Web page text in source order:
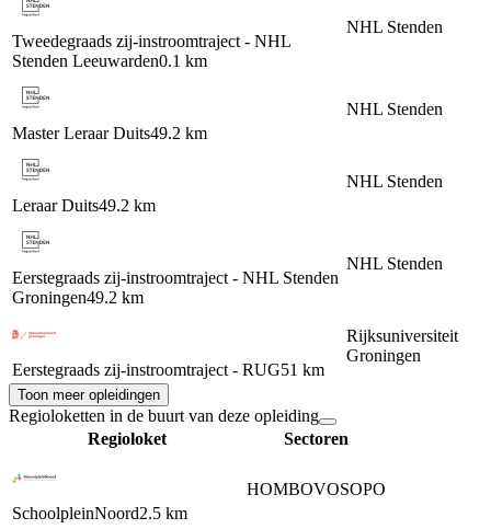
Tweedegraads zij-instroomtraject - NHL
Stenden Leeuwarden0.1 km
NHL Stenden
Master Leraar Duits49.2 km
NHL Stenden
Leraar Duits49.2 km
NHL Stenden
Eerstegraads zij-instroomtraject - NHL Stenden
Groningen49.2 km
NHL Stenden
Eerstegraads zij-instroomtraject - RUG51 km
Rijksuniversiteit
Groningen
Toon meer opleidingen
Regioloketten in de buurt van deze opleiding
Regioloket
Sectoren
SchoolpleinNoord2.5 km
HOMBOVOSOPO